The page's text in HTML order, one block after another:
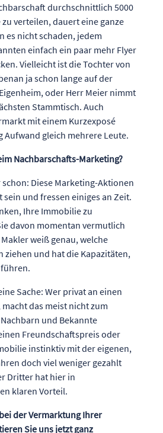
durchschnittlich 5000
zu verteilen, dauert eine ganze
es nicht schaden, jedem
einfach ein paar mehr Flyer
Vielleicht ist die Tochter von
ja schon lange auf der
oder Herr Meier nimmt
Stammtisch. Auch
mit einem Kurzexposé
Aufwand gleich mehrere Leute.
Nachbarschafts-Marketing?
schon: Diese Marketing-Aktionen
sein und fressen einiges an Zeit.
Ihre Immobilie zu
davon momentan vermutlich
weiß genau, welche
ziehen und hat die Kapazitäten,
Sache: Wer privat an einen
das meist nicht zum
und Bekannte
Freundschaftspreis oder
instinktiv mit der eigenen,
doch viel weniger gezahlt
Dritter hat hier in
klaren Vorteil.
der Vermarktung Ihrer
Sie uns jetzt ganz